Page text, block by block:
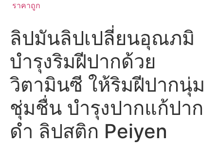
ราคาถูก
ลิปมันลิปเปลี่ยนอุณภมิ
บำรุงริมฝีปากด้วย
วิตามินซี ให้ริมฝีปากนุ่ม
ชุ่มชื่น บำรุงปากแก้ปาก
ดำ ลิปสติก Peiyen